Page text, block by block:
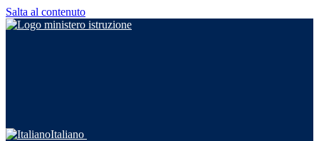
Salta al contenuto
Italiano